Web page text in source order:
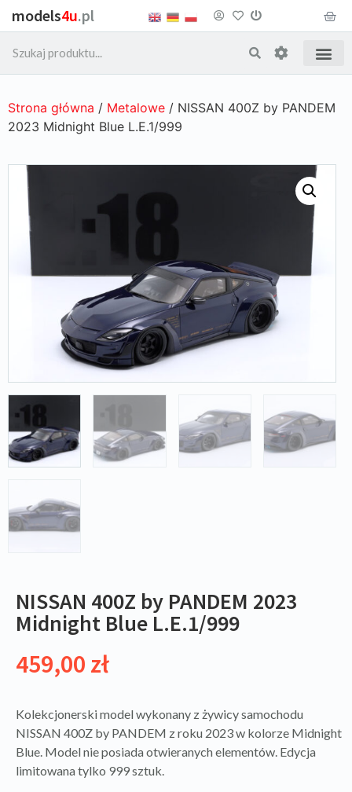
models4u.pl
Strona główna / Metalowe / NISSAN 400Z by PANDEM
2023 Midnight Blue L.E.1/999
NISSAN 400Z by PANDEM 2023
Midnight Blue L.E.1/999
459,00 zł
Kolekcjonerski model wykonany z żywicy samochodu
NISSAN 400Z by PANDEM z roku 2023 w kolorze Midnight
Blue. Model nie posiada otwieranych elementów. Edycja
limitowana tylko 999 sztuk.